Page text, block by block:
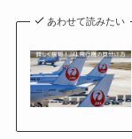
あわせて読みたい